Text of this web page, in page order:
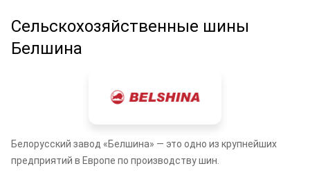
Сельскохозяйственные шины
Белшина
Белорусский завод «Белшина» — это одно из крупнейших
предприятий в Европе по производству шин.